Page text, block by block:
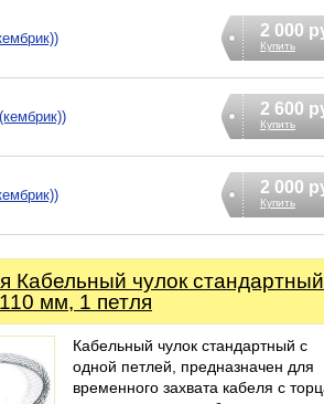
2 000
Купить
2 600
Купить
2 000
Купить
Кабельный чулок
мм, 1 петля
Кабельный чулок стандартный с
одной петлей, предназначен для
временного захвата кабеля с